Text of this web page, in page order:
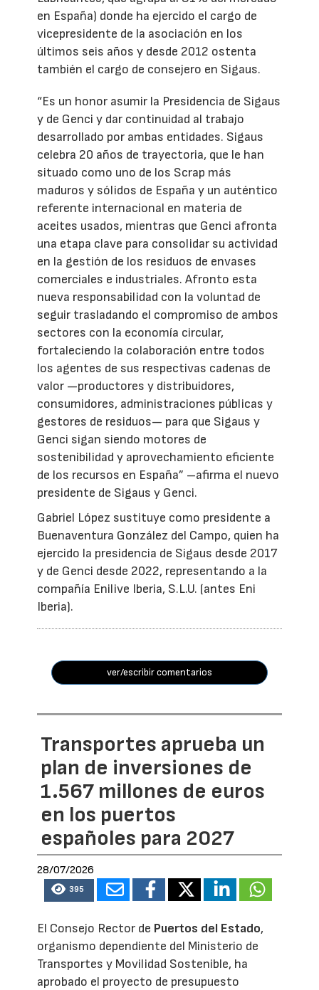
en España) donde ha ejercido el cargo de
vicepresidente de la asociación en los
últimos seis años y desde 2012 ostenta
también el cargo de consejero en Sigaus.
“Es un honor asumir la Presidencia de Sigaus
y de Genci y dar continuidad al trabajo
desarrollado por ambas entidades. Sigaus
celebra 20 años de trayectoria, que le han
situado como uno de los Scrap más
maduros y sólidos de España y un auténtico
referente internacional en materia de
aceites usados, mientras que Genci afronta
una etapa clave para consolidar su actividad
en la gestión de los residuos de envases
comerciales e industriales. Afronto esta
nueva responsabilidad con la voluntad de
seguir trasladando el compromiso de ambos
sectores con la economía circular,
fortaleciendo la colaboración entre todos
los agentes de sus respectivas cadenas de
valor —productores y distribuidores,
consumidores, administraciones públicas y
gestores de residuos— para que Sigaus y
Genci sigan siendo motores de
sostenibilidad y aprovechamiento eficiente
de los recursos en España” –afirma el nuevo
presidente de Sigaus y Genci.
Gabriel López sustituye como presidente a
Buenaventura González del Campo, quien ha
ejercido la presidencia de Sigaus desde 2017
y de Genci desde 2022, representando a la
compañía Enilive Iberia, S.L.U. (antes Eni
Iberia).
ver/escribir comentarios
Transportes aprueba un
plan de inversiones de
1.567 millones de euros
en los puertos
españoles para 2027
28/07/2026
395
El Consejo Rector de Puertos del Estado,
organismo dependiente del Ministerio de
Transportes y Movilidad Sostenible, ha
aprobado el proyecto de presupuesto